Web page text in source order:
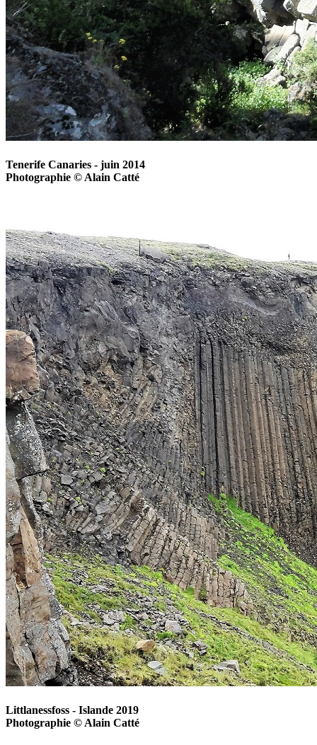
Tenerife Canaries - juin 2014
Photographie © Alain Catté
Littlanessfoss - Islande 2019
Photographie © Alain Catté